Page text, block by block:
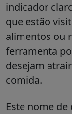
indicador
que estão
alimentos ou
ferramenta
desejam
comida.
Este nome